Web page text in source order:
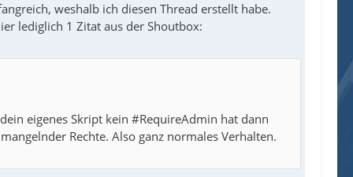
weshalb ich diesen Thread erstellt habe.
lediglich 1 Zitat aus der Shoutbox:
eigenes Skript kein #RequireAdmin hat dann
Rechte. Also ganz normales Verhalten.